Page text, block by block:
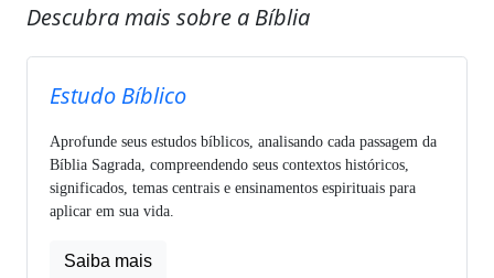
Descubra mais sobre a Bíblia
Estudo Bíblico
Aprofunde seus estudos bíblicos, analisando cada passagem da
Bíblia Sagrada, compreendendo seus contextos históricos,
significados, temas centrais e ensinamentos espirituais para
aplicar em sua vida.
Saiba mais